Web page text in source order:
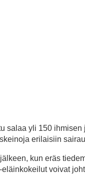
salaa yli 150
erilaisiin
kun eräs
voivat